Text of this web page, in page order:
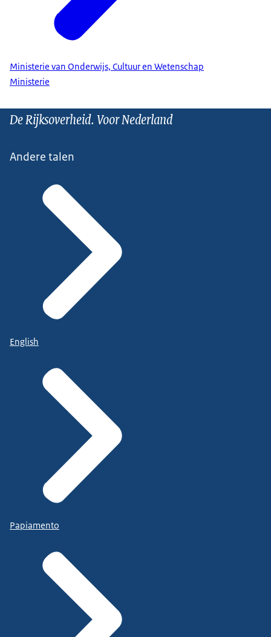
Ministerie van Onderwijs, Cultuur en Wetenschap
Ministerie
De Rijksoverheid. Voor Nederland
Andere talen
English
Papiamento